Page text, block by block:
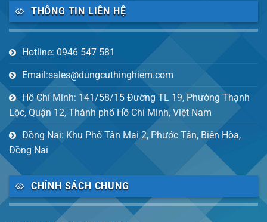
THÔNG TIN LIÊN HỆ
Hotline: 0946 547 581
Email:sales@dungcuthinghiem.com
Hồ Chí Minh: 141/58/15 Đường TL 19, Phường Thạnh
Lộc, Quận 12, Thành phố Hồ Chí Minh, Việt Nam
Đồng Nai: Khu Phố Tân Mai 2, Phước Tân, Biên Hòa,
Đồng Nai
CHÍNH SÁCH CHUNG